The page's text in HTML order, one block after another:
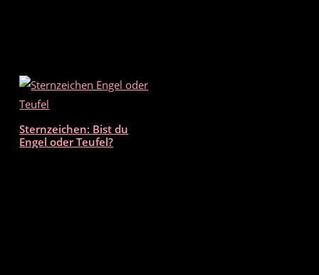
Sternzeichen: Bist du
Engel oder Teufel?